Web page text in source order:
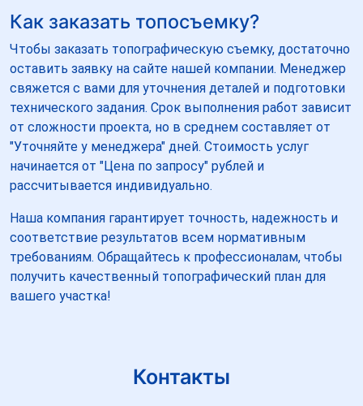
Как заказать топосъемку?
Чтобы заказать топографическую съемку, достаточно
оставить заявку на сайте нашей компании. Менеджер
свяжется с вами для уточнения деталей и подготовки
технического задания. Срок выполнения работ зависит
от сложности проекта, но в среднем составляет от
"Уточняйте у менеджера" дней. Стоимость услуг
начинается от "Цена по запросу" рублей и
рассчитывается индивидуально.
Наша компания гарантирует точность, надежность и
соответствие результатов всем нормативным
требованиям. Обращайтесь к профессионалам, чтобы
получить качественный топографический план для
вашего участка!
Контакты